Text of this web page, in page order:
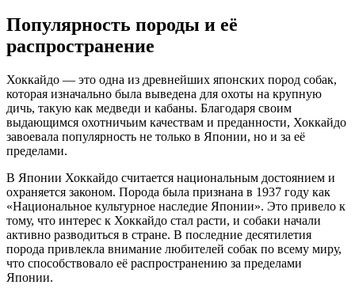
Популярность породы и её
распространение
Хоккайдо — это одна из древнейших японских пород собак,
которая изначально была выведена для охоты на крупную
дичь, такую как медведи и кабаны. Благодаря своим
выдающимся охотничьим качествам и преданности, Хоккайдо
завоевала популярность не только в Японии, но и за её
пределами.
В Японии Хоккайдо считается национальным достоянием и
охраняется законом. Порода была признана в 1937 году как
«Национальное культурное наследие Японии». Это привело к
тому, что интерес к Хоккайдо стал расти, и собаки начали
активно разводиться в стране. В последние десятилетия
порода привлекла внимание любителей собак по всему миру,
что способствовало её распространению за пределами
Японии.